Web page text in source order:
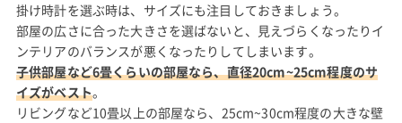
掛け時計を選ぶ時は、サイズにも注目しておきましょう。
部屋の広さに合った大きさを選ばないと、見えづらくなったりイ
ンテリアのバランスが悪くなったりしてしまいます。
子供部屋など6畳くらいの部屋なら、直径20cm~25cm程度のサ
イズがベスト。
リビングなど10畳以上の部屋なら、25cm~30cm程度の大きな壁